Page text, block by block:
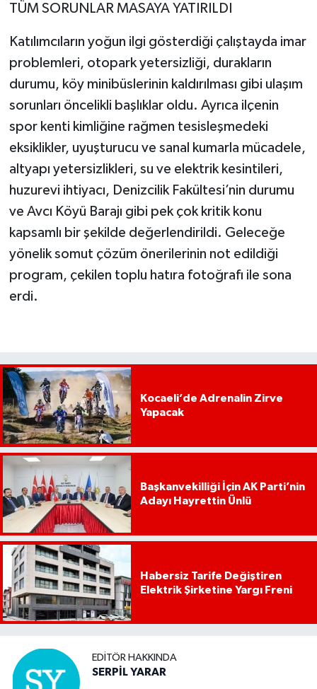
TÜM SORUNLAR MASAYA YATIRILDI
Katılımcıların yoğun ilgi gösterdiği çalıştayda imar
problemleri, otopark yetersizliği, durakların
durumu, köy minibüslerinin kaldırılması gibi ulaşım
sorunları öncelikli başlıklar oldu. Ayrıca ilçenin
spor kenti kimliğine rağmen tesisleşmedeki
eksiklikler, uyuşturucu ve sanal kumarla mücadele,
altyapı yetersizlikleri, su ve elektrik kesintileri,
huzurevi ihtiyacı, Denizcilik Fakültesi’nin durumu
ve Avcı Köyü Barajı gibi pek çok kritik konu
kapsamlı bir şekilde değerlendirildi. Geleceğe
yönelik somut çözüm önerilerinin not edildiği
program, çekilen toplu hatıra fotoğrafı ile sona
erdi.
Kocaeli’de Adrenalin Zirve
Yapacak
Başkanvekilliği İçin AK Parti’nin
Adayı Hayrettin Ünlü
Habersiz Tarife Değiştiren
Elektrik Şirketine Yargı Freni
EDITÖR HAKKINDA
SERPİL YARAR